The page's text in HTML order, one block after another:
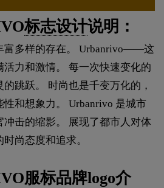
标志设计说明：
多样的存在。 Urbanrivo——这
活力和激情。 每一次快速变化的
跳跃。 时尚也是千变万化的，
和想象力。 Urbanrivo 是城市
击的缩影。 展现了都市人对体
尚态度和追求。
服标品牌logo介